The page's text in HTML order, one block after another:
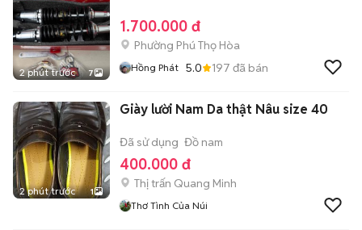
2 phút trước 7
1.700.000 đ
Phường Phú Thọ Hòa
Hồng Phát 5.0 197 đã bán
2 phút trước 1
Giày lười Nam Da thật Nâu size 40
Đã sử dụng Đồ nam
400.000 đ
Thị trấn Quang Minh
Thơ Tình Của Núi